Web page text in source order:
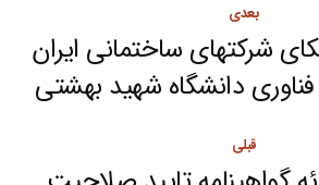
قبلی
بعدی
Next
post:
شرکتهای ساختمانی ایران
دانشگاه شهید بهشتی